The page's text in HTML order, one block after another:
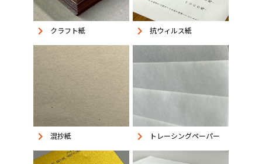
keyboard_arrow_right クラフト紙 keyboard_arrow_right 抗ウィルス紙
keyboard_arrow_right 混抄紙 keyboard_arrow_right トレーシングペーパー